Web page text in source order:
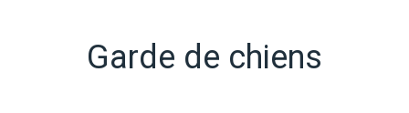
Garde de chiens